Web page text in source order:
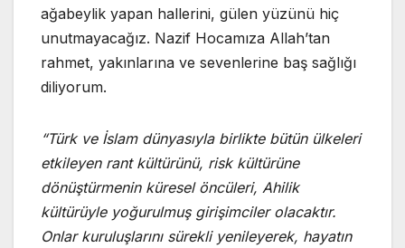
ağabeylik yapan hallerini, gülen yüzünü hiç
unutmayacağız. Nazif Hocamıza Allah’tan
rahmet, yakınlarına ve sevenlerine baş sağlığı
diliyorum.
“Türk ve İslam dünyasıyla birlikte bütün ülkeleri
etkileyen rant kültürünü, risk kültürüne
dönüştürmenin küresel öncüleri, Ahilik
kültürüyle yoğurulmuş girişimciler olacaktır.
Onlar kuruluşlarını sürekli yenileyerek, hayatın